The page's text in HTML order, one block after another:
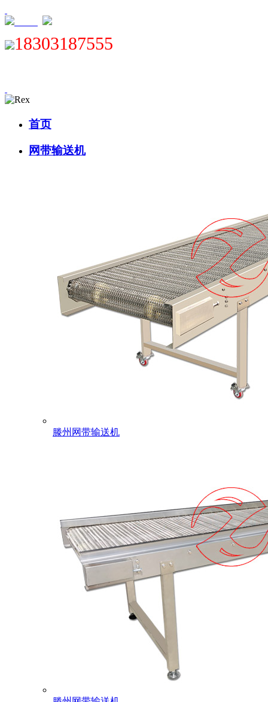
18303187555
首页
网带输送机
滕州网带输送机